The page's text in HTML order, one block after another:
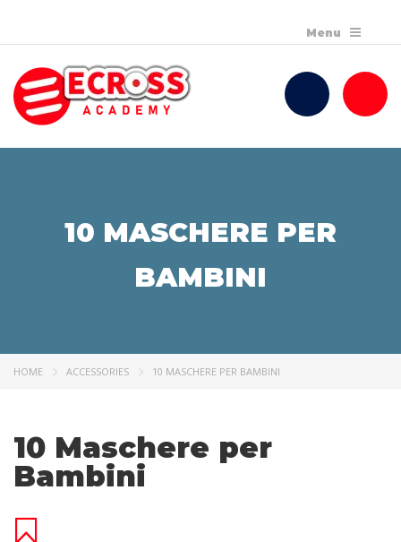
10 MASCHERE PER
BAMBINI
HOME ACCESSORIES 10 MASCHERE PER BAMBINI
10 Maschere per
Bambini